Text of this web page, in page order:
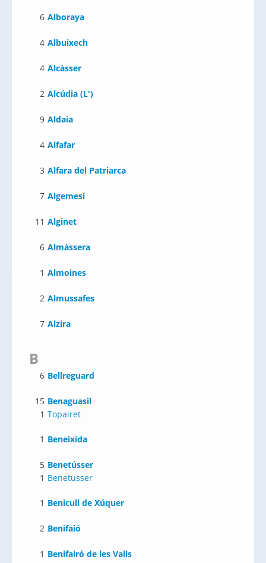
6 Alboraya
4 Albuixech
4 Alcàsser
2 Alcúdia (L')
9 Aldaia
4 Alfafar
3 Alfara del Patriarca
7 Algemesí
11 Alginet
6 Almàssera
1 Almoines
2 Almussafes
7 Alzira
B
6 Bellreguard
15 Benaguasil
1 Topairet
1 Beneixida
5 Benetússer
1 Benetusser
1 Benicull de Xúquer
2 Benifaió
1 Benifairó de les Valls